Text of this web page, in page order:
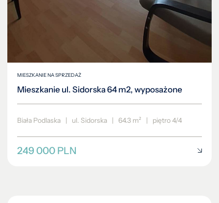
MIESZKANIE NA SPRZEDAŻ
Mieszkanie ul. Sidorska 64 m2, wyposażone
Biała Podlaska | ul. Sidorska | 64.3 m² | piętro 4/4
249 000 PLN